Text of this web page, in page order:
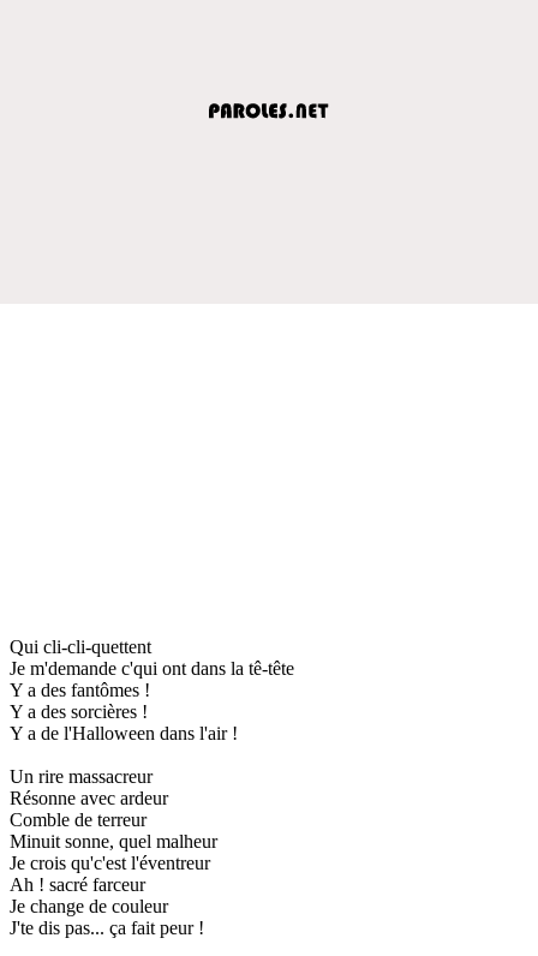
Qui cli-cli-quettent
Je m'demande c'qui ont dans la tê-tête
Y a des fantômes !
Y a des sorcières !
Y a de l'Halloween dans l'air !
Un rire massacreur
Résonne avec ardeur
Comble de terreur
Minuit sonne, quel malheur
Je crois qu'c'est l'éventreur
Ah ! sacré farceur
Je change de couleur
J'te dis pas... ça fait peur !